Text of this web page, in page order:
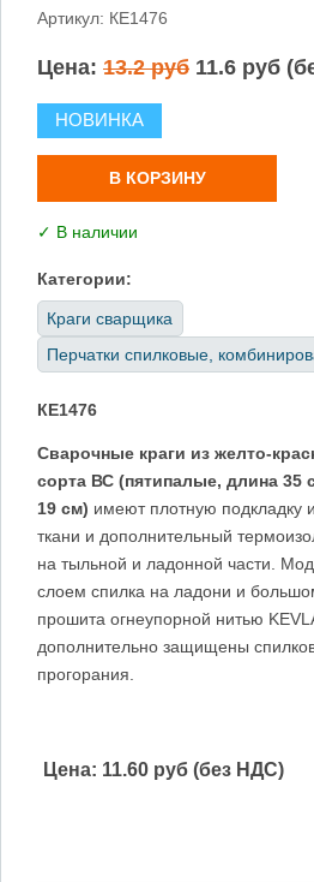
Артикул: КЕ1476
Цена: 13.2 руб 11.6 руб
НОВИНКА
В КОРЗИНУ
✓ В наличии
Категории:
Краги сварщика
Перчатки спилковые,
КЕ1476
Сварочные краги из желто-
сорта ВС (пятипалые, длина 35
19 см) имеют плотную подкладку
ткани и дополнительный
на тыльной и ладонной части.
слоем спилка на ладони и
прошита огнеупорной нитью
дополнительно защищены
прогорания.
Цена: 11.60 руб (без НДС)